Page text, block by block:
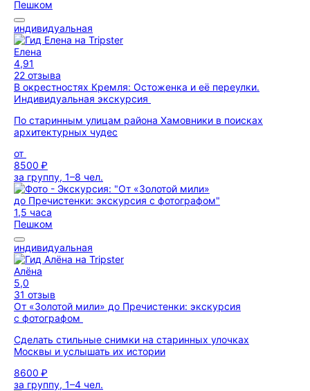
Пешком
индивидуальная
Елена
4,91
22 отзыва
В окрестностях Кремля: Остоженка и её переулки.
Индивидуальная экскурсия
По старинным улицам района Хамовники в поисках
архитектурных чудес
от
8500 ₽
за группу, 1–8 чел.
1,5 часа
Пешком
индивидуальная
Алёна
5,0
31 отзыв
От «Золотой мили» до Пречистенки: экскурсия
с фотографом
Сделать стильные снимки на старинных улочках
Москвы и услышать их истории
8600 ₽
за группу, 1–4 чел.